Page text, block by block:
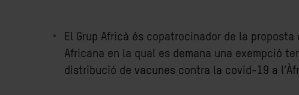
El Grup Africà és copatrocinador de la
Africana en la qual es demana una exempció
distribució de vacunes contra la covid-19 a